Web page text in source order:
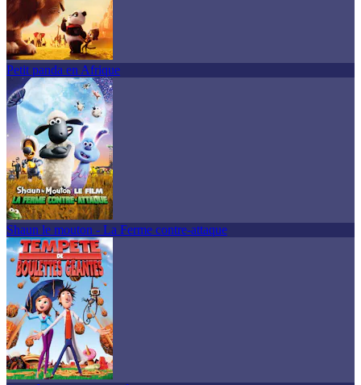
Petit panda en Afrique
Shaun le mouton - La Ferme contre-attaque